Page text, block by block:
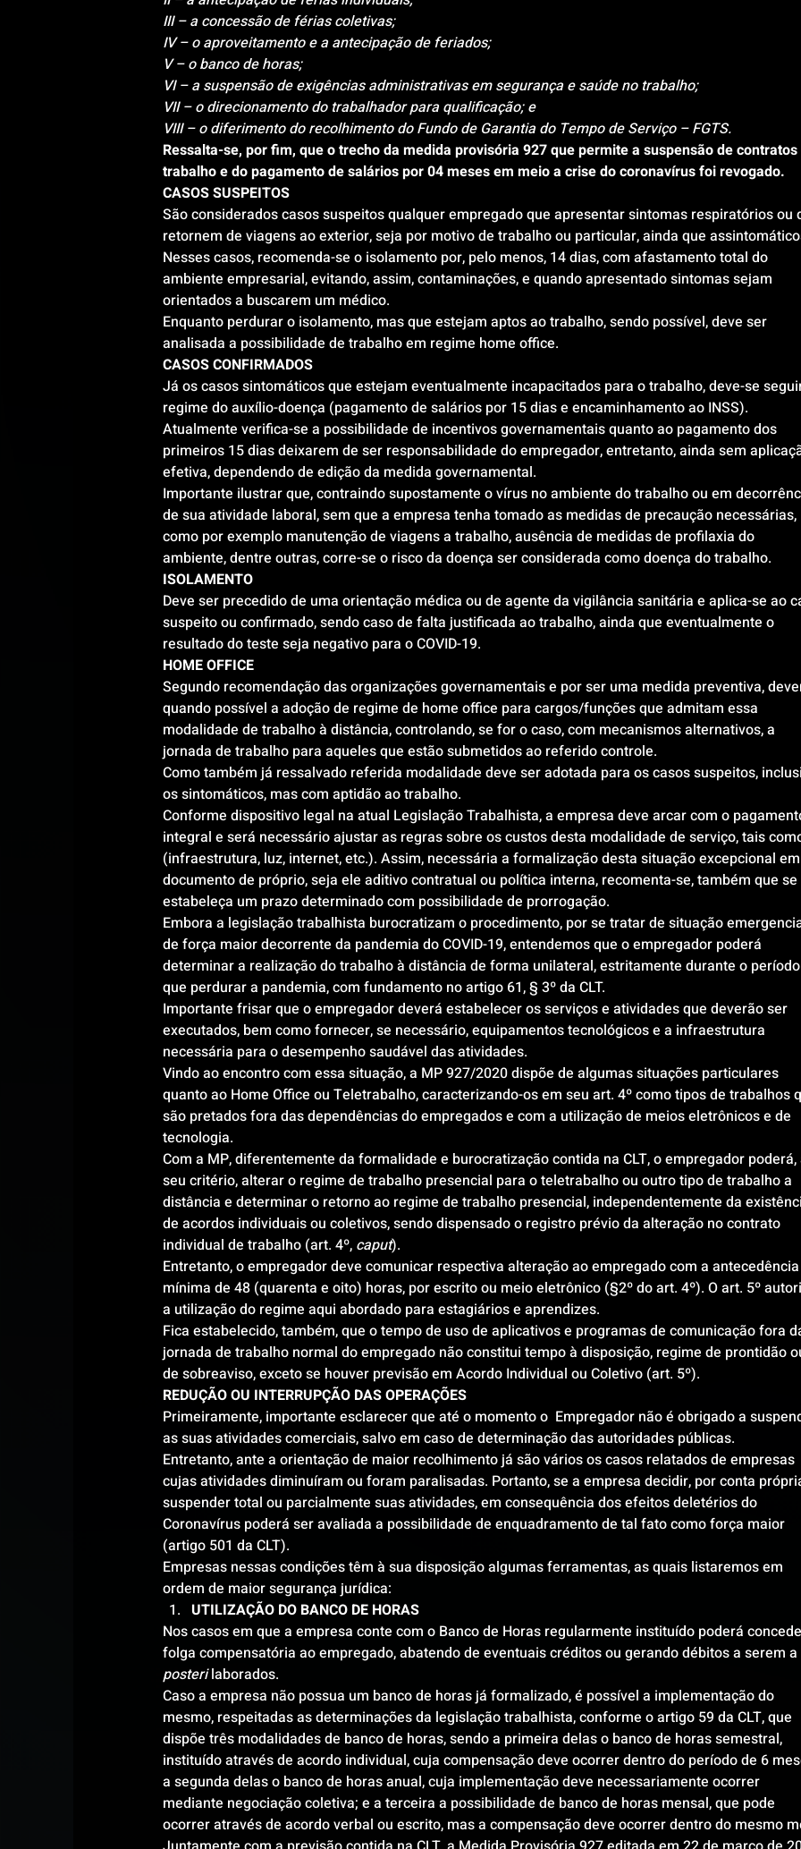
III – a concessão de férias coletivas;
IV – o aproveitamento e a antecipação de feriados;
V – o banco de horas;
VI – a suspensão de exigências administrativas em segurança e saúde no trabalho;
VII – o direcionamento do trabalhador para qualificação; e
VIII – o diferimento do recolhimento do Fundo de Garantia do Tempo de Serviço – FGTS.
Ressalta-se, por fim, que o trecho da medida provisória 927 que permite a suspensão de contratos
trabalho e do pagamento de salários por 04 meses em meio a crise do coronavírus foi revogado.
CASOS SUSPEITOS
São considerados casos suspeitos qualquer empregado que apresentar sintomas respiratórios ou
retornem de viagens ao exterior, seja por motivo de trabalho ou particular, ainda que
Nesses casos, recomenda-se o isolamento por, pelo menos, 14 dias, com afastamento total do
ambiente empresarial, evitando, assim, contaminações, e quando apresentado sintomas sejam
orientados a buscarem um médico.
Enquanto perdurar o isolamento, mas que estejam aptos ao trabalho, sendo possível, deve ser
analisada a possibilidade de trabalho em regime home office.
CASOS CONFIRMADOS
Já os casos sintomáticos que estejam eventualmente incapacitados para o trabalho, deve-se
regime do auxílio-doença (pagamento de salários por 15 dias e encaminhamento ao INSS).
Atualmente verifica-se a possibilidade de incentivos governamentais quanto ao pagamento dos
primeiros 15 dias deixarem de ser responsabilidade do empregador, entretanto, ainda sem
efetiva, dependendo de edição da medida governamental.
Importante ilustrar que, contraindo supostamente o vírus no ambiente do trabalho ou em
de sua atividade laboral, sem que a empresa tenha tomado as medidas de precaução necessárias,
como por exemplo manutenção de viagens a trabalho, ausência de medidas de profilaxia do
ambiente, dentre outras, corre-se o risco da doença ser considerada como doença do trabalho.
ISOLAMENTO
Deve ser precedido de uma orientação médica ou de agente da vigilância sanitária e aplica-se ao
suspeito ou confirmado, sendo caso de falta justificada ao trabalho, ainda que eventualmente o
resultado do teste seja negativo para o COVID-19.
HOME OFFICE
Segundo recomendação das organizações governamentais e por ser uma medida preventiva,
quando possível a adoção de regime de home office para cargos/funções que admitam essa
modalidade de trabalho à distância, controlando, se for o caso, com mecanismos alternativos, a
jornada de trabalho para aqueles que estão submetidos ao referido controle.
Como também já ressalvado referida modalidade deve ser adotada para os casos suspeitos,
os sintomáticos, mas com aptidão ao trabalho.
Conforme dispositivo legal na atual Legislação Trabalhista, a empresa deve arcar com o
integral e será necessário ajustar as regras sobre os custos desta modalidade de serviço, tais
(infraestrutura, luz, internet, etc.). Assim, necessária a formalização desta situação excepcional em
documento de próprio, seja ele aditivo contratual ou política interna, recomenta-se, também que se
estabeleça um prazo determinado com possibilidade de prorrogação.
Embora a legislação trabalhista burocratizam o procedimento, por se tratar de situação
de força maior decorrente da pandemia do COVID-19, entendemos que o empregador poderá
determinar a realização do trabalho à distância de forma unilateral, estritamente durante o período
que perdurar a pandemia, com fundamento no artigo 61, § 3º da CLT.
Importante frisar que o empregador deverá estabelecer os serviços e atividades que deverão ser
executados, bem como fornecer, se necessário, equipamentos tecnológicos e a infraestrutura
necessária para o desempenho saudável das atividades.
Vindo ao encontro com essa situação, a MP 927/2020 dispõe de algumas situações particulares
quanto ao Home Office ou Teletrabalho, caracterizando-os em seu art. 4º como tipos de trabalhos
são pretados fora das dependências do empregados e com a utilização de meios eletrônicos e de
tecnologia.
Com a MP, diferentemente da formalidade e burocratização contida na CLT, o empregador poderá,
seu critério, alterar o regime de trabalho presencial para o teletrabalho ou outro tipo de trabalho a
distância e determinar o retorno ao regime de trabalho presencial, independentemente da
de acordos individuais ou coletivos, sendo dispensado o registro prévio da alteração no contrato
individual de trabalho (art. 4º, caput).
Entretanto, o empregador deve comunicar respectiva alteração ao empregado com a antecedência
mínima de 48 (quarenta e oito) horas, por escrito ou meio eletrônico (§2º do art. 4º). O art. 5º
a utilização do regime aqui abordado para estagiários e aprendizes.
Fica estabelecido, também, que o tempo de uso de aplicativos e programas de comunicação fora
jornada de trabalho normal do empregado não constitui tempo à disposição, regime de prontidão
de sobreaviso, exceto se houver previsão em Acordo Individual ou Coletivo (art. 5º).
REDUÇÃO OU INTERRUPÇÃO DAS OPERAÇÕES
Primeiramente, importante esclarecer que até o momento o  Empregador não é obrigado a
as suas atividades comerciais, salvo em caso de determinação das autoridades públicas.
Entretanto, ante a orientação de maior recolhimento já são vários os casos relatados de empresas
cujas atividades diminuíram ou foram paralisadas. Portanto, se a empresa decidir, por conta
suspender total ou parcialmente suas atividades, em consequência dos efeitos deletérios do
Coronavírus poderá ser avaliada a possibilidade de enquadramento de tal fato como força maior
(artigo 501 da CLT).
Empresas nessas condições têm à sua disposição algumas ferramentas, as quais listaremos em
ordem de maior segurança jurídica:
UTILIZAÇÃO DO BANCO DE HORAS
Nos casos em que a empresa conte com o Banco de Horas regularmente instituído poderá
folga compensatória ao empregado, abatendo de eventuais créditos ou gerando débitos a serem a
posteri laborados.
Caso a empresa não possua um banco de horas já formalizado, é possível a implementação do
mesmo, respeitadas as determinações da legislação trabalhista, conforme o artigo 59 da CLT, que
dispõe três modalidades de banco de horas, sendo a primeira delas o banco de horas semestral,
instituído através de acordo individual, cuja compensação deve ocorrer dentro do período de 6
a segunda delas o banco de horas anual, cuja implementação deve necessariamente ocorrer
mediante negociação coletiva; e a terceira a possibilidade de banco de horas mensal, que pode
ocorrer através de acordo verbal ou escrito, mas a compensação deve ocorrer dentro do mesmo